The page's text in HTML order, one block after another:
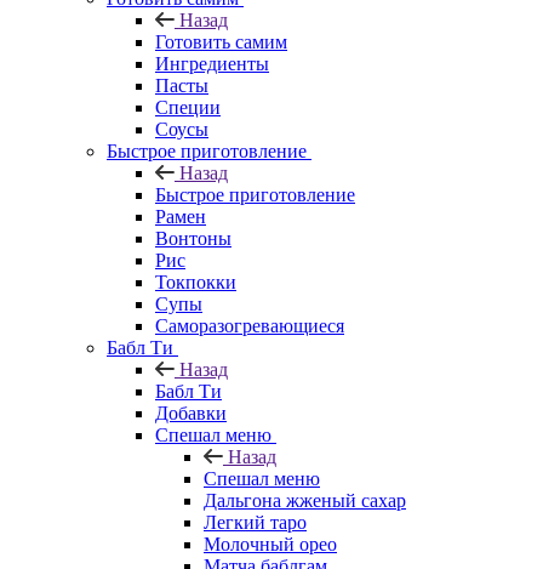
Назад
Готовить самим
Ингредиенты
Пасты
Специи
Соусы
Быстрое приготовление
Назад
Быстрое приготовление
Рамен
Вонтоны
Рис
Токпокки
Супы
Саморазогревающиеся
Бабл Ти
Назад
Бабл Ти
Добавки
Спешал меню
Назад
Спешал меню
Дальгона жженый сахар
Легкий таро
Молочный орео